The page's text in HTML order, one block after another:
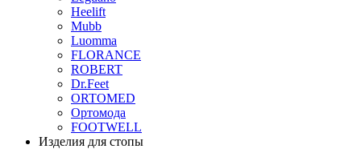
Heelift
Mubb
Luomma
FLORANCE
ROBERT
Dr.Feet
ORTOMED
Ортомода
FOOTWELL
Изделия для стопы